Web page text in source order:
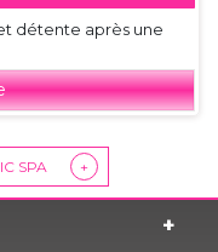
détente après une
SPA +